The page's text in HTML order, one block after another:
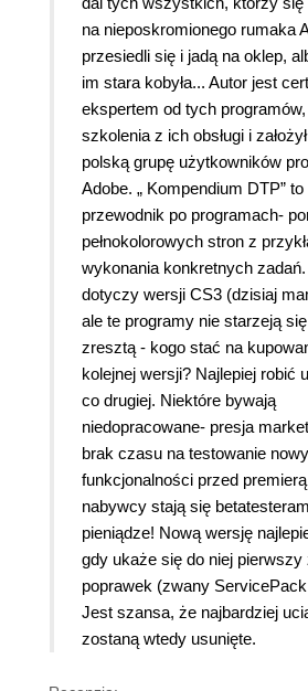
na nieposkromionego rumaka
przesiedli się i jadą na oklep,
im stara kobyła... Autor jest
ekspertem od tych
szkolenia z ich obsługi i
polską grupę użytkowników
Adobe. „ Kompendium DTP”
przewodnik po programach-
pełnokolorowych stron z
wykonania konkretnych
dotyczy wersji CS3 (dzisiaj
ale te programy nie starzeją
zresztą - kogo stać na
kolejnej wersji? Najlepiej robić
co drugiej. Niektóre bywają
niedopracowane- presja
brak czasu na testowanie
funkcjonalności przed
nabywcy stają się
pieniądze! Nową wersję
gdy ukaże się do niej pierwszy
poprawek (zwany
Jest szansa, że najbardziej
zostaną wtedy usunięte.